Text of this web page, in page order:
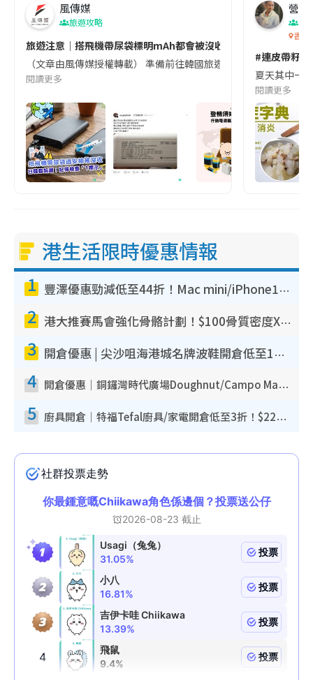
風傳媒
旅遊攻略
旅遊注意｜搭飛機帶尿袋標明mAh都會被沒收😱出發前切記檢查
（文章由風傳媒授權轉載） 準備前往韓國旅遊的民眾，近期要
閱讀更多
營養
香港
#連皮帶籽
夏天其中一
閱讀更多
港生活限時優惠情報
1 豐澤優惠勁減低至44折！Mac mini/iPhone17Pro大減價！廚房家電$220起
2 港大推賽馬會強化骨骼計劃！$100骨質密度X光檢查 完成免費運動訓練送超市禮券！附參加資格
3 開倉優惠 | 尖沙咀海港城名牌波鞋開倉低至1折！On鞋$899起／Joy&Peace鞋履$98起
4 開倉優惠｜銅鑼灣時代廣場Doughnut/Campo Marzio開倉低至1折！背囊、書包、手袋劈價$200起
5 廚具開倉｜特福Tefal廚具/家電開倉低至3折！$220起買平底鍋/炒鑊/湯煲！電飯煲/吸塵機/燙斗$418起